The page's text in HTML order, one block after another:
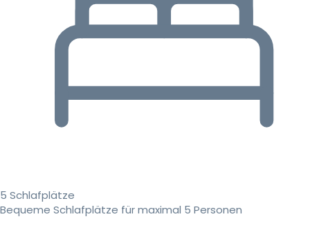
5 Schlafplätze
Bequeme Schlafplätze für maximal 5 Personen